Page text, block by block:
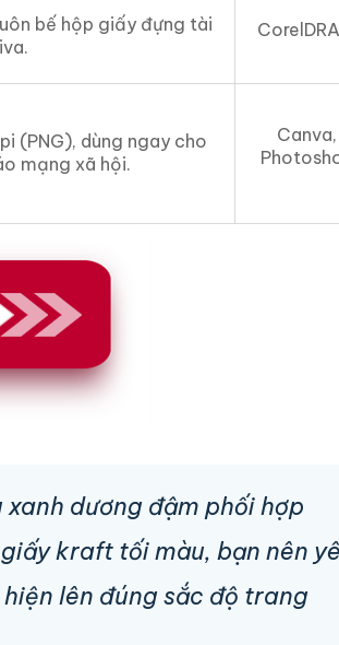
bế hộp giấy đựng tài
(PNG), dùng ngay cho
mạng xã hội.
Canva,
dương đậm phối hợp
kraft tối màu, bạn nên
lên đúng sắc độ trang